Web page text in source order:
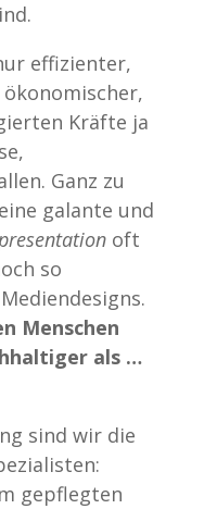
effizienter,
Kräfte ja
Ganz zu
galante und
oft
so
Menschen
als …
sind wir die
gepflegten